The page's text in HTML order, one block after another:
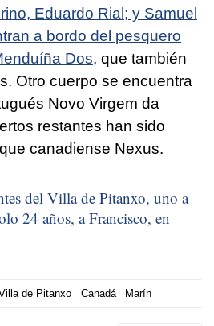
Eduardo Rial; y Samuel
a bordo del pesquero
Dos, que también
Otro cuerpo se encuentra
Novo Virgem da
restantes han sido
canadiense Nexus.
del Villa de Pitanxo, uno a
24 años, a Francisco, en
de Pitanxo Canadá Marín